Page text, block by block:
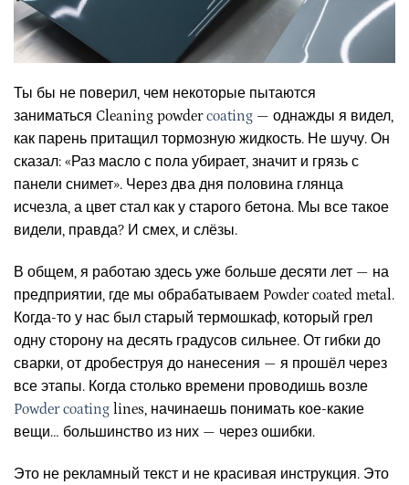
Ты бы не поверил, чем некоторые пытаются
заниматься Cleaning powdercoating — однажды я видел,
как парень притащил тормозную жидкость. Не шучу. Он
сказал: «Раз масло с пола убирает, значит и грязь с
панели снимет». Через два дня половина глянца
исчезла, а цвет стал как у старого бетона. Мы все такое
видели, правда? И смех, и слёзы.
В общем, я работаю здесь уже больше десяти лет — на
предприятии, где мы обрабатываем Powder coated metal.
Когда-то у нас был старый термошкаф, который грел
одну сторону на десять градусов сильнее. От гибки до
сварки, от дробеструя до нанесения — я прошёл через
все этапы. Когда столько времени проводишь возле
Powder coating lines, начинаешь понимать кое-какие
вещи… большинство из них — через ошибки.
Это не рекламный текст и не красивая инструкция. Это